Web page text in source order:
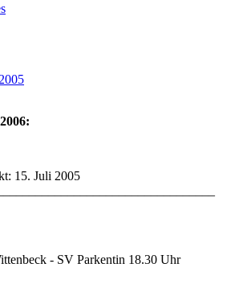
15. Juli 2005
- SV Parkentin 18.30 Uhr